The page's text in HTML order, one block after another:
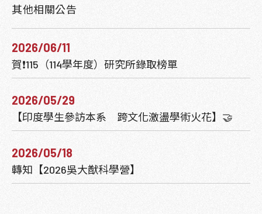
其他相關公告
2026/06/11
賀❗115（114學年度）研究所錄取榜單
2026/05/29
【印度學生參訪本系 跨文化激盪學術火花】🤝
2026/05/18
轉知【2026吳大猷科學營】